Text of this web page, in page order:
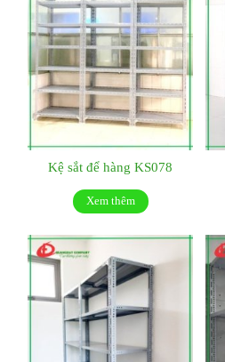
Kệ sắt để hàng KS078
Xem thêm